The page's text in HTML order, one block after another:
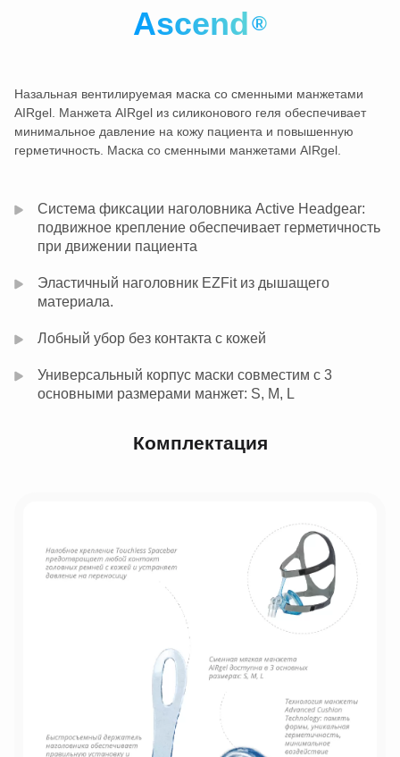
Ascend®
Назальная вентилируемая маска со сменными манжетами
AIRgel. Манжета AIRgel из силиконового геля обеспечивает
минимальное давление на кожу пациента и повышенную
герметичность. Маска со сменными манжетами AIRgel.
Система фиксации наголовника Active Headgear:
подвижное крепление обеспечивает герметичность
при движении пациента
Эластичный наголовник EZFit из дышащего
материала.
Лобный убор без контакта с кожей
Универсальный корпус маски совместим с 3
основными размерами манжет: S, M, L
Комплектация